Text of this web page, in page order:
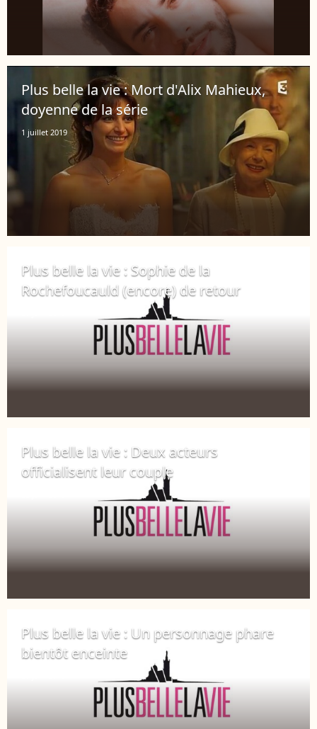
Plus belle la vie : Mort d'Alix Mahieux,
doyenne de la série
1 juillet 2019
Plus belle la vie : Sophie de la
Rochefoucauld (encore) de retour
Plus belle la vie : Deux acteurs
officialisent leur couple
Plus belle la vie : Un personnage phare
bientôt enceinte